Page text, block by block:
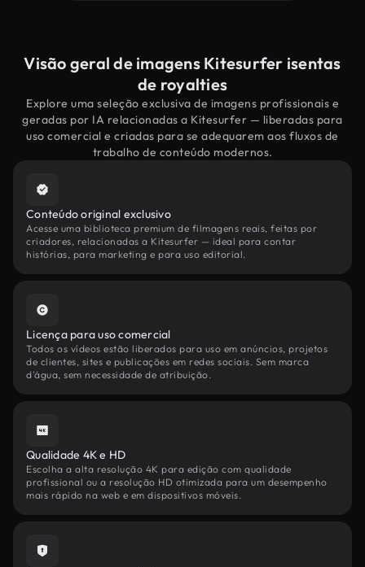
Visão geral de imagens Kitesurfer isentas
de royalties
Explore uma seleção exclusiva de imagens profissionais e
geradas por IA relacionadas a Kitesurfer — liberadas para
uso comercial e criadas para se adequarem aos fluxos de
trabalho de conteúdo modernos.
Conteúdo original exclusivo
Acesse uma biblioteca premium de filmagens reais, feitas por
criadores, relacionadas a Kitesurfer — ideal para contar
histórias, para marketing e para uso editorial.
Licença para uso comercial
Todos os vídeos estão liberados para uso em anúncios, projetos
de clientes, sites e publicações em redes sociais. Sem marca
d'água, sem necessidade de atribuição.
Qualidade 4K e HD
Escolha a alta resolução 4K para edição com qualidade
profissional ou a resolução HD otimizada para um desempenho
mais rápido na web e em dispositivos móveis.